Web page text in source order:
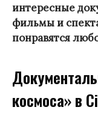
интересные
фильмы и
понравятся
космоса» в